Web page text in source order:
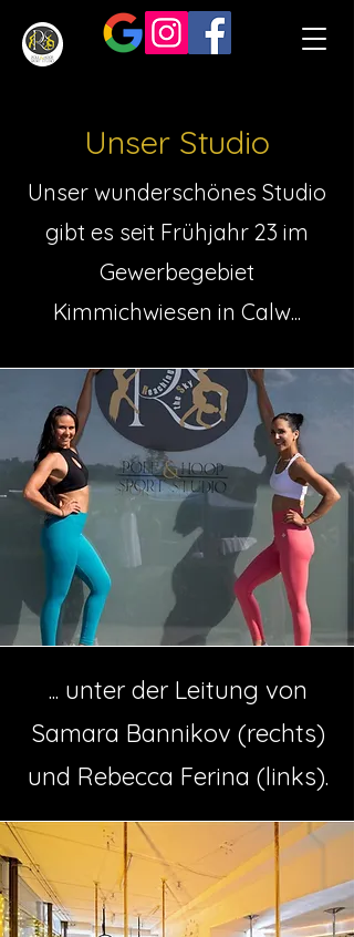
Unser Studio
Unser wunderschönes Studio
gibt es seit Frühjahr 23 im
Gewerbegebiet
Kimmichwiesen in Calw...
... unter der Leitung von
Samara Bannikov (rechts)
und Rebecca Ferina (links).